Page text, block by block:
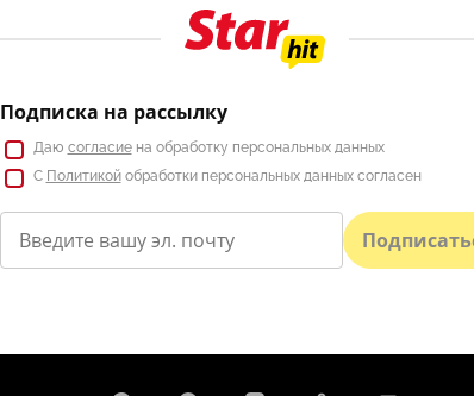
Подписка на рассылку
Даю согласиена обработку персональных данных
С Политикойобработки персональных данных согласен